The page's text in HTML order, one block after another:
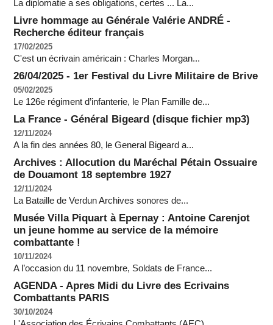
La diplomatie a ses obligations, certes ... La...
Livre hommage au Générale Valérie ANDRÉ -
Recherche éditeur français
17/02/2025
C'est un écrivain américain : Charles Morgan...
26/04/2025 - 1er Festival du Livre Militaire de Brive
05/02/2025
Le 126e régiment d’infanterie, le Plan Famille de...
La France - Général Bigeard (disque fichier mp3)
12/11/2024
A la fin des années 80, le General Bigeard a...
Archives : Allocution du Maréchal Pétain Ossuaire
de Douamont 18 septembre 1927
12/11/2024
La Bataille de Verdun Archives sonores de...
Musée Villa Piquart à Epernay : Antoine Carenjot
un jeune homme au service de la mémoire
combattante !
10/11/2024
A l’occasion du 11 novembre, Soldats de France...
AGENDA - Apres Midi du Livre des Ecrivains
Combattants PARIS
30/10/2024